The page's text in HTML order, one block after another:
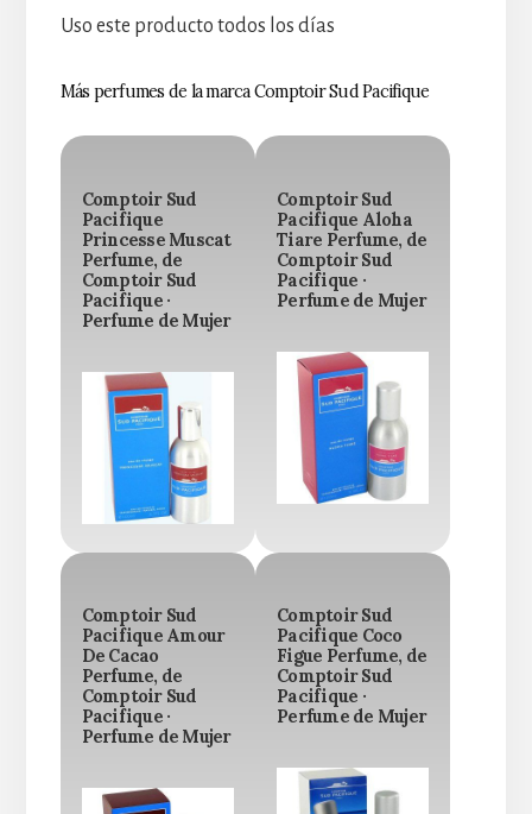
Uso este producto todos los días
Más perfumes de la marca Comptoir Sud Pacifique
Comptoir Sud
Pacifique
Princesse Muscat
Perfume, de
Comptoir Sud
Pacifique ·
Perfume de Mujer
Comptoir Sud
Pacifique Aloha
Tiare Perfume, de
Comptoir Sud
Pacifique ·
Perfume de Mujer
Comptoir Sud
Pacifique Amour
De Cacao
Perfume, de
Comptoir Sud
Pacifique ·
Perfume de Mujer
Comptoir Sud
Pacifique Coco
Figue Perfume, de
Comptoir Sud
Pacifique ·
Perfume de Mujer